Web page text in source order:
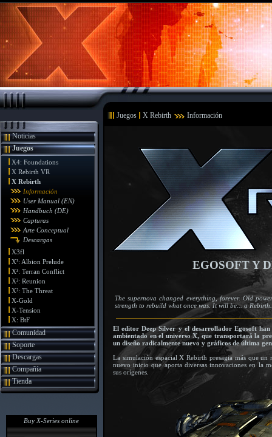
Juegos X Rebirth Información
Noticias
Juegos
X4: Foundations
X Rebirth VR
X Rebirth
Información
User Manual (EN)
Handbuch (DE)
Capturas
Arte Conceptual
Descargas
X3fl
X³: Albion Prelude
X³: Terran Conflict
X³: Reunion
X²: The Threat
X-Gold
X-Tension
X: BtF
Comunidad
Soporte
Descargas
Compañía
Tienda
Buy X-Series online
EGOSOFT Y
The supernova changed everything, forever. Old
strength to rebuild what once was. It will be... a Rebirth.
El editor Deep Silver y el desarrollador Egosoft
ambientado en el universo X, que transportará la
un diseño radicalmente nuevo y gráficos de última
La simulación espacial X Rebirth presagia más que
nuevo inicio que aporta diversas innovaciones en la
sus orígenes.